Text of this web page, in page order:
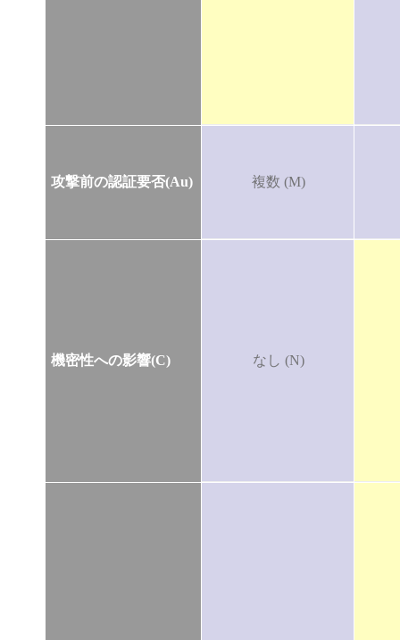
攻撃前の認証要否(Au) 複数 (M)
機密性への影響(C) なし (N)